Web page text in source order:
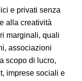
e privati senza
alla creatività
marginali, quali
associazioni
scopo di lucro,
imprese sociali e